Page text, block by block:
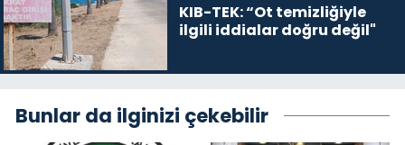
KIB-TEK: “Ot temizliğiyle
ilgili iddialar doğru değil"
Bunlar da ilginizi çekebilir